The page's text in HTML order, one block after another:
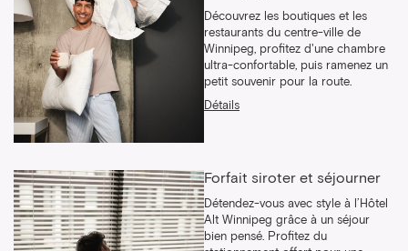
Découvrez les boutiques et les
restaurants du centre-ville de
Winnipeg, profitez d'une chambre
ultra-confortable, puis ramenez un
petit souvenir pour la route.
Détails
Forfait siroter et séjourner
Détendez-vous avec style à l’Hôtel
Alt Winnipeg grâce à un séjour
bien pensé. Profitez du